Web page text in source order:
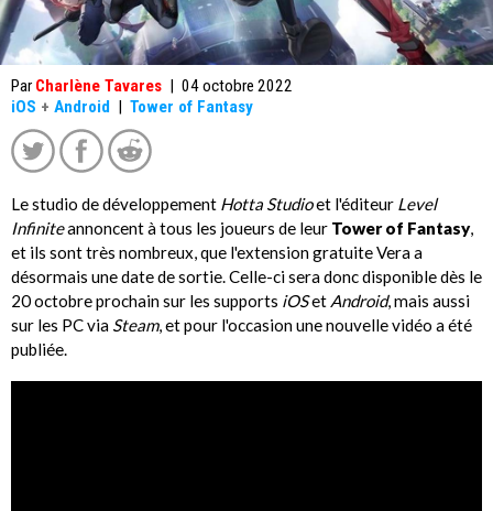
Par Charlène Tavares | 04 octobre 2022
iOS + Android | Tower of Fantasy
Le studio de développement Hotta Studioet l'éditeur Level
Infiniteannoncent à tous les joueurs de leur Tower of Fantasy,
et ils sont très nombreux, que l'extension gratuite Vera a
désormais une date de sortie. Celle-ci sera donc disponible dès le
20 octobre prochain sur les supports iOSet Android, mais aussi
sur les PC via Steam, et pour l'occasion une nouvelle vidéo a été
publiée.